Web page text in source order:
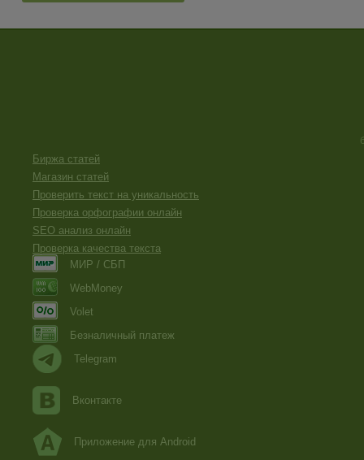
Биржа статей
Магазин статей
Проверить текст на уникальность
Проверка орфографии онлайн
SEO анализ онлайн
Проверка качества текста
МИР / СБП
WebMoney
Volet
Безналичный платеж
Telegram
Вконтакте
Приложение для Android